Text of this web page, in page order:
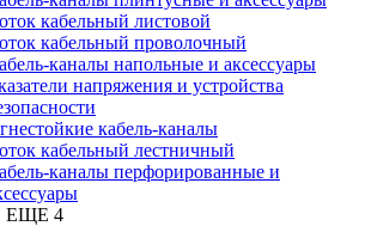
кабельный листовой
кабельный проволочный
каналы напольные и аксессуары
напряжения и устройства
кабель-каналы
кабельный лестничный
каналы перфорированные и
ЕЩЕ 4